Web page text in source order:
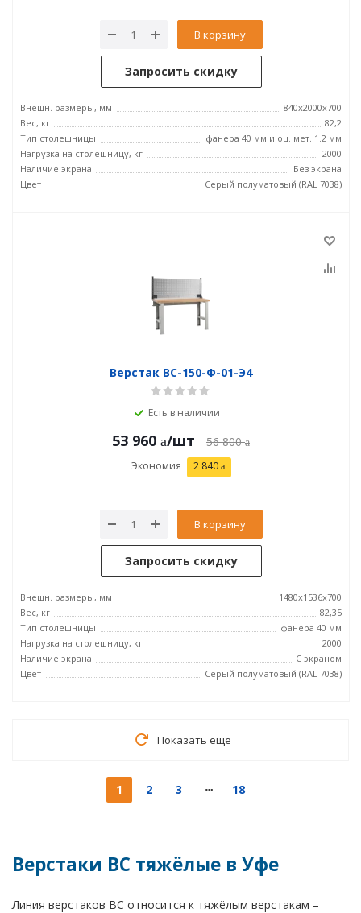
В корзину
Запросить скидку
Внешн. размеры, мм
840x2000x700
Вес, кг
82,2
Тип столешницы
фанера 40 мм и оц. мет. 1.2 мм
Нагрузка на столешницу, кг
2000
Наличие экрана
Без экрана
Цвет
Серый полуматовый (RAL 7038)
Верстак ВС-150-Ф-01-Э4
Есть в наличии
53 960 /шт 56 800
Экономия 2 840
В корзину
Запросить скидку
Внешн. размеры, мм
1480x1536x700
Вес, кг
82,35
Тип столешницы
фанера 40 мм
Нагрузка на столешницу, кг
2000
Наличие экрана
С экраном
Цвет
Серый полуматовый (RAL 7038)
Показать еще
1 2 3 18
Верстаки ВС тяжёлые в Уфе
Линия верстаков ВС относится к тяжёлым верстакам –